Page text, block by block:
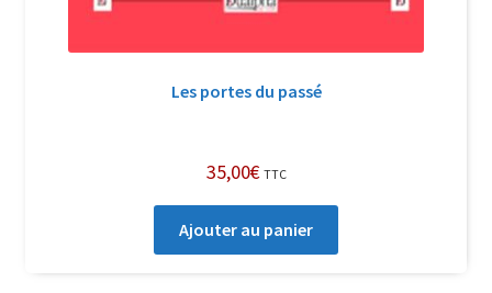
Les portes du passé
35,00€ TTC
Ajouter au panier